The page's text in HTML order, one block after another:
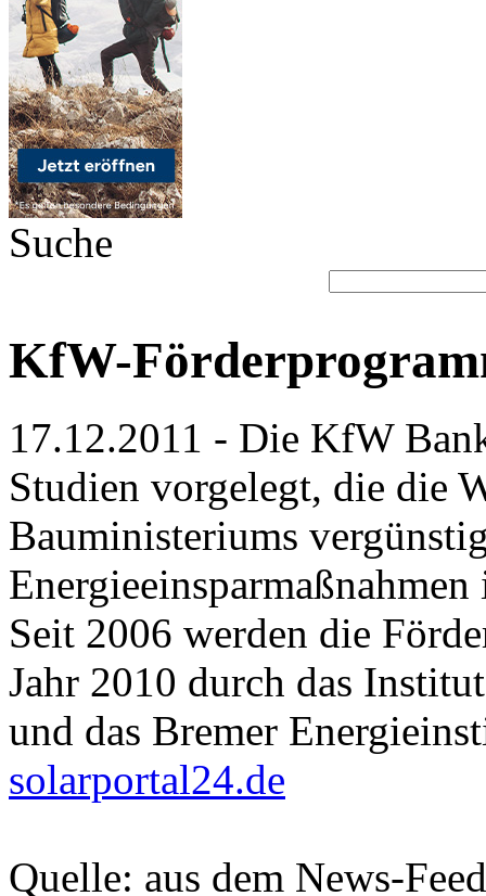
Suche
KfW-
17.12.2011 - Die KfW
Studien vorgelegt, die die
Bauministeriums
Seit 2006 werden die
Jahr 2010 durch das
und das Bremer
solarportal24.de
Quelle: aus dem News-